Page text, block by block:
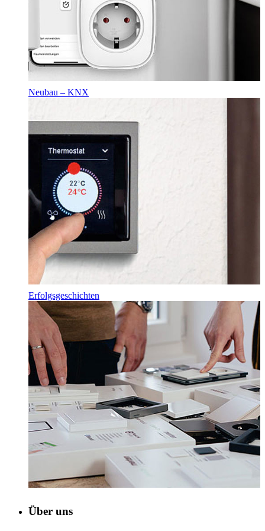
Neubau – KNX
Erfolgsgeschichten
Über uns